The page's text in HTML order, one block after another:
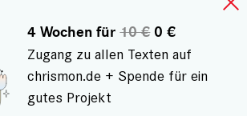
4 Wochen für10 €0 €
Zugang zu allen Texten auf
chrismon.de + Spende für ein
gutes Projekt